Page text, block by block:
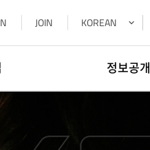
JOIN KOREAN
정보공개
경영공시정보